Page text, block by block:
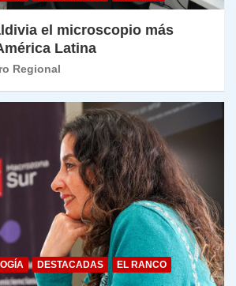
el microscopio más
Latina
Regional
DESTACADAS
EL RANCO